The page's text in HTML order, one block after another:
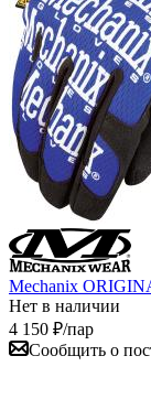
Mechanix
Нет в наличии
4 150 ₽/пар
Сообщить о